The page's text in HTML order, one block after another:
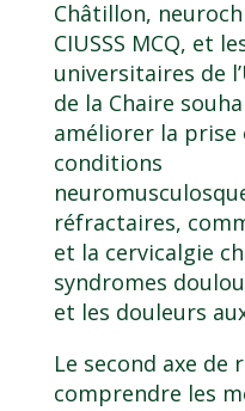
Châtillon,
CIUSSS MCQ, et
universitaires de
de la Chaire
améliorer la prise
conditions
réfractaires,
et la cervicalgie
syndromes
et les douleurs
Le second axe de
comprendre les